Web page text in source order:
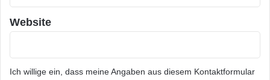
Website
Ich willige ein, dass meine Angaben aus diesem Kontaktformular